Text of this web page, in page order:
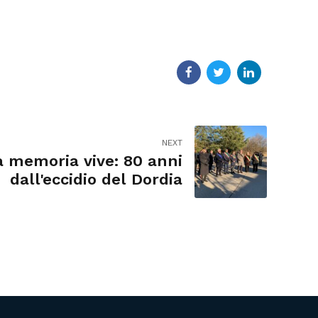
NEXT
memoria vive: 80 anni
dall'eccidio del Dordia